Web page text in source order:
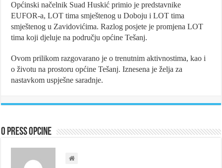
Općinski načelnik Suad Huskić primio je predstavnike
EUFOR-a, LOT tima smještenog u Doboju i LOT tima
smještenog u Zavidovićima. Razlog posjete je promjena LOT
tima koji djeluje na području općine Tešanj.
Ovom prilikom razgovarano je o trenutnim aktivnostima, kaoi
o životu na prostoru općine Tešanj. Iznesena je želja za
nastavkom uspješne saradnje.
O Press Opcine